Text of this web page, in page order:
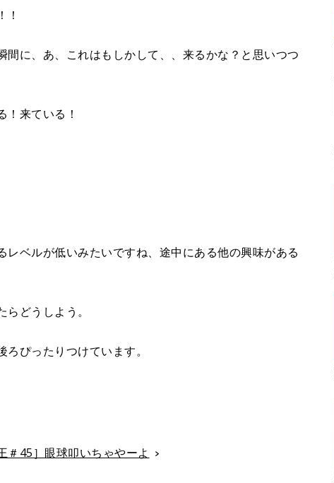
！
に、あ、これはもしかして、、来るかな？と思いつつ
来ている！
ベルが低いみたいですね、途中にある他の興味がある
どうしよう。
ぴったりつけています。
＃45］眼球叩いちゃやーよ